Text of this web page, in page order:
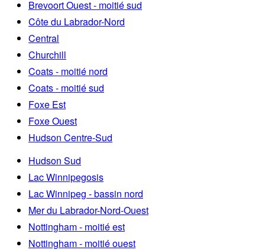
Brevoort Ouest - moitié sud
Côte du Labrador-Nord
Central
Churchill
Coats - moitié nord
Coats - moitié sud
Foxe Est
Foxe Ouest
Hudson Centre-Sud
Hudson Sud
Lac Winnipegosis
Lac Winnipeg - bassin nord
Mer du Labrador-Nord-Ouest
Nottingham - moitié est
Nottingham - moitié ouest